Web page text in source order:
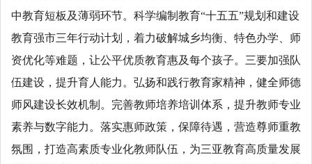
中教育短板及薄弱环节。科学编制教育“十五五”规划和建设
教育强市三年行动计划，着力破解城乡均衡、特色办学、师
资优化等难题，让公平优质教育惠及每个孩子。三要加强队
伍建设，提升育人能力。弘扬和践行教育家精神，健全师德
师风建设长效机制。完善教师培养培训体系，提升教师专业
素养与数字能力。落实惠师政策，保障待遇，营造尊师重教
氛围，打造高素质专业化教师队伍，为三亚教育高质量发展